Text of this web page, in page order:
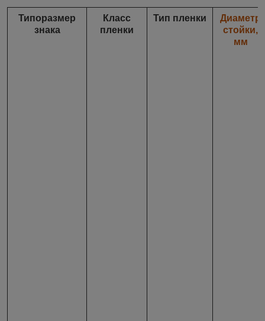
Типоразмер
знака
Класс
пленки
Тип пленки
Диаметр
стойки,
мм